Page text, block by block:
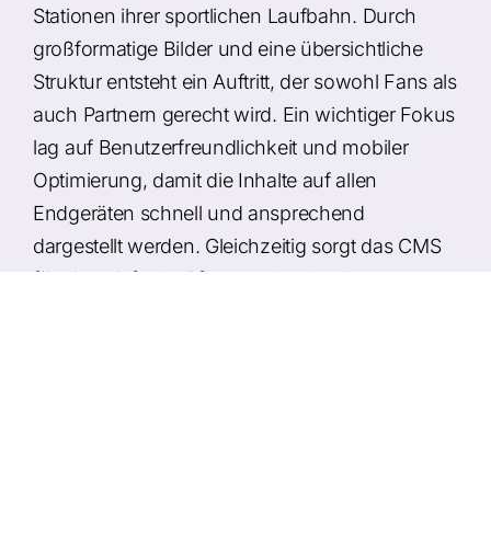
Stationen ihrer sportlichen Laufbahn. Durch
großformatige Bilder und eine übersichtliche
Struktur entsteht ein Auftritt, der sowohl Fans als
auch Partnern gerecht wird. Ein wichtiger Fokus
lag auf Benutzerfreundlichkeit und mobiler
Optimierung, damit die Inhalte auf allen
Endgeräten schnell und ansprechend
dargestellt werden. Gleichzeitig sorgt das CMS
für eine einfache Pflege und schnelle